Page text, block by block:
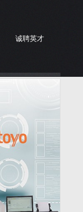
诚聘英才